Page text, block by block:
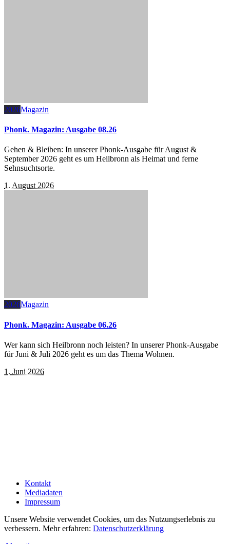
2026Magazin
Phonk. Magazin: Ausgabe 08.26
Gehen & Bleiben: In unserer Phonk-Ausgabe für August &
September 2026 geht es um Heilbronn als Heimat und ferne
Sehnsuchtsorte.
1. August 2026
2026Magazin
Phonk. Magazin: Ausgabe 06.26
Wer kann sich Heilbronn noch leisten? In unserer Phonk-Ausgabe
für Juni & Juli 2026 geht es um das Thema Wohnen.
1. Juni 2026
Kontakt
Mediadaten
Impressum
Unsere Website verwendet Cookies, um das Nutzungserlebnis zu
verbessern. Mehr erfahren: Datenschutzerklärung